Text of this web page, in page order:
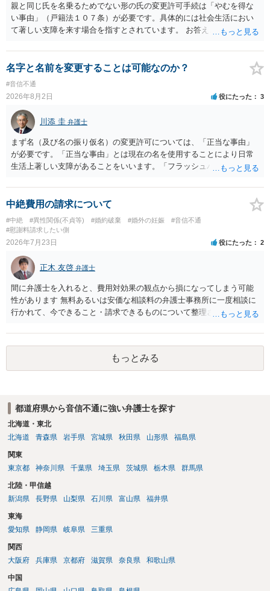
親と同じ氏を名乗るためでない形の氏の変更許可手続は「やむを得な
い事由」（戸籍法１０７条）が必要です。具体的には社会生活におい
て著しい支障を来す場合を指すとされています。 お答えとしては、理
支障」の具体的判断の中で、現在の氏を使い続けることがなぜよくな
いのかが審理判断されることになる、というものになります。
名字と名前を変更することは可能なのか？
#音信不通
2026年8月2日 役にたった 3
川添 圭 弁護士
まず名（及び名の振り仮名）の変更許可については、「正当な事由」
が必要です。「正当な事由」とは現在の名を使用することにより日常
生活上著しい支障があることをいいます。「フラッシュバック」とい
きわめて重要になりますので、医師の診断書の記載が重要です（医学
的裏付けがない場合、もっぱら主観的な主張であるとして変更が許可
されません）。 診断書は単に病名の記載では足りず、その症状の発生
原因となった事実と、当該症状が医学的に裏付けられること、そして
その発生原因及び症状が現在の名を使用していることに関連している
ょう。 ただし、もし上記の理由の主張が難しい場合でも、一定期間通
称名を使用して、その後にいわゆる永年使用を理由とする許可申立て
を選択すれば、比較的緩やかに認められます。 氏の変更については、
本件では、(1)子の氏の変更許可（民法791条1項）と、(2)戸籍法107条1
項の氏の変更許可の2種類が考えられます。 (1)については、ご両親が
が親権者として離婚し、子は母の旧姓を称することになった事案で、
父の氏を称したいというケースが多い）。法律上は特に明文の要件が
なく、家庭裁判所が相当と認めれば許可されます。ただし、子の氏の
変更許可の場合、あなたは現在の戸籍からもう一方の親への戸籍に入
者や15歳以上の子）の同意があるかどうかが重視されるケースが多い
です。 (2)については、「やむを得ない事由」が必要とされます。これ
的・心理的な理由ではなかなかハードルが高いところですが、親から
性的虐待を受けていたケースで氏変更を許可した事案がありますの
で、全く可能性がないわけではありません。なお、戸籍法107条1項の
氏の変更許可申立ては戸籍筆頭者からの申立てが必要であるため、申
立て前に分籍届によってあなたの単独戸籍を編成しておく必要がある
でしょう。 法的に検討すべき課題が多いため、弁護士へ相談されるこ
とをお勧めします。
中絶費用の請求について
#中絶 #異性関係(不貞等) #婚約破棄 #婚外の妊娠
#音信不通
#慰謝料請求したい側
2026年7月23日 役にたった 2
正木 友啓 弁護士
間に弁護士を入れると、費用対効果の観点から損になってしまう可能
性があります 無料あるいは安価な相談料の弁護士事務所に一度相談に
行かれて、今できること・請求できるものについて整理されるのがよ
もっとみる
都道府県から音信不通に強い弁護士を探す
北海道・東北
北海道
青森県 岩手県 宮城県 秋田県 山形県 福島県
関東
東京都
神奈川県 千葉県 埼玉県 茨城県 栃木県 群馬県
北陸・甲信越
新潟県
長野県 山梨県 石川県 富山県 福井県
東海
愛知県
静岡県 岐阜県 三重県
関西
大阪府
兵庫県 京都府 滋賀県 奈良県 和歌山県
中国